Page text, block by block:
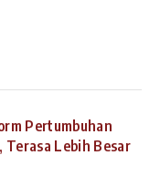
Pertumbuhan
Lebih Besar